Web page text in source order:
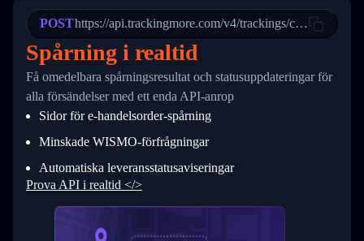
22
23
24
25
27
28
29
31
33
34
"StatusDescription": "Departed
"Details": "Departed Facility
          },
          {
            "Date": "2017-03-06 15:28:00",
"StatusDescription": "Shipment
"Details": "BEIJING-
          }
      }
  }
}
POSThttps://api.trackingmore.com/v4/trackings/create
Spårning i realtid
Få omedelbara spårningsresultat och statusuppdateringar för
alla försändelser med ett enda API-anrop
Sidor för e-handelsorder-spårning
Minskade WISMO-förfrågningar
Automatiska leveransstatusaviseringar
Prova API i realtid </>